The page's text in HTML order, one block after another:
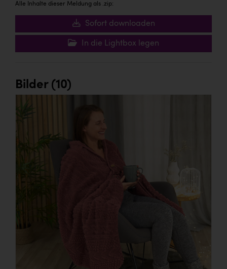
Alle Inhalte dieser Meldung als .zip:
Sofort downloaden
In die Lightbox legen
Bilder (10)